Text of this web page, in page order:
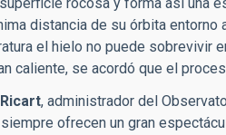
distancia de su órbita entorno
el hielo no puede sobrevivir
caliente, se acordó que el
, administrador del
ofrecen un gran